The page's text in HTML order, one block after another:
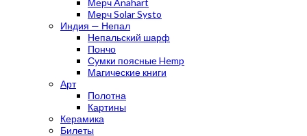
Мерч Anahart
Мерч Solar Systo
Индия — Непал
Непальский шарф
Пончо
Сумки поясные Hemp
Магические книги
Арт
Полотна
Картины
Керамика
Билеты